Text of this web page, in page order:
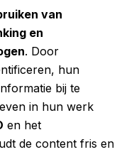
van
en
. Door
hun
bij te
in hun werk
en het
de content fris en